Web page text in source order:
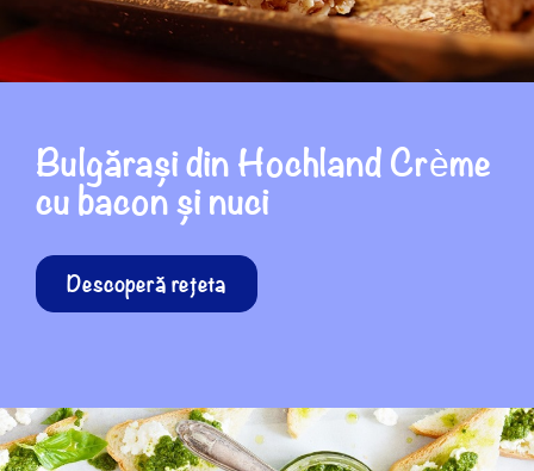
Bulgărași din Hochland Crème
cu bacon și nuci
Descoperă rețeta